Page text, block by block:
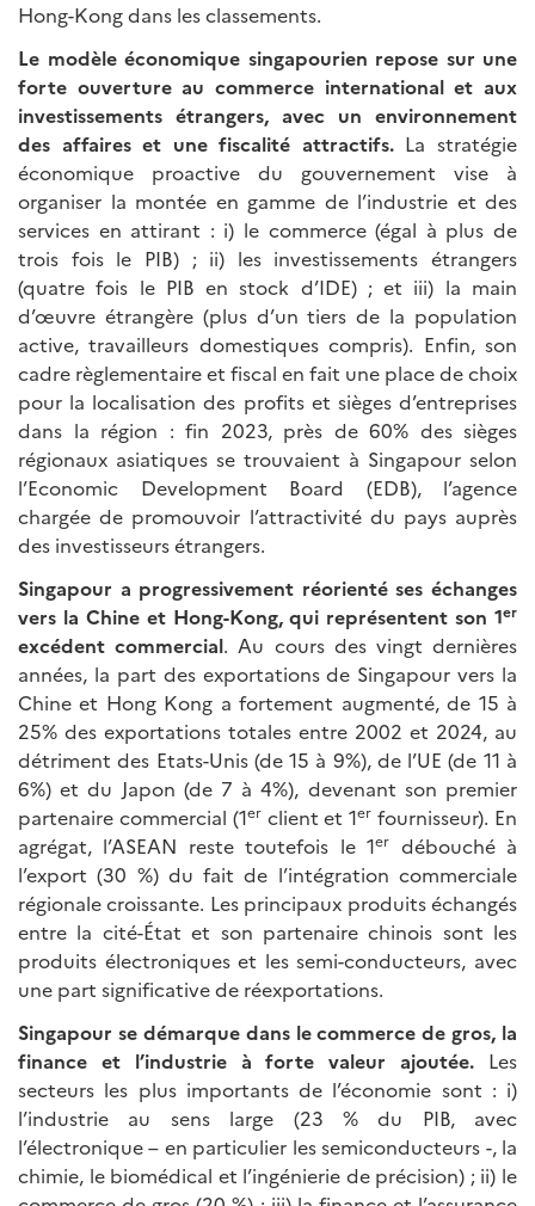
Hong-Kong dans les classements.
Le modèle économique singapourien repose sur une
forte ouverture au commerce international et aux
investissements étrangers, avec un environnement
des affaires et une fiscalité attractifs.La stratégie
économique proactive du gouvernement vise à
organiser la montée en gamme de l’industrie et des
services en attirant : i) le commerce (égal à plus de
trois fois le PIB) ; ii) les investissements étrangers
(quatre fois le PIB en stock d’IDE) ; et iii) la main
d’œuvre étrangère (plus d’un tiers de la population
active, travailleurs domestiques compris). Enfin, son
cadre règlementaire et fiscal en fait une place de choix
pour la localisation des profits et sièges d’entreprises
dans la région : fin 2023, près de 60% des sièges
régionaux asiatiques se trouvaient à Singapour selon
l’Economic Development Board (EDB), l’agence
chargée de promouvoir l’attractivité du pays auprès
des investisseurs étrangers.
Singapour a progressivement réorienté ses échanges
vers la Chine et Hong-Kong, qui représentent son 1er
excédent commercial. Au cours des vingt dernières
années, la part des exportations de Singapour vers la
Chine et Hong Kong a fortement augmenté, de 15 à
25% des exportations totales entre 2002 et 2024, au
détriment des Etats-Unis (de 15 à 9%), de l’UE (de 11 à
6%) et du Japon (de 7 à 4%), devenant son premier
partenaire commercial (1erclient et 1er fournisseur). En
agrégat, l’ASEAN reste toutefois le 1er débouché à
l’export (30 %) du fait de l’intégration commerciale
régionale croissante. Les principaux produits échangés
entre la cité-État et son partenaire chinois sont les
produits électroniques et les semi-conducteurs, avec
une part significative de réexportations.
Singapour se démarque dans le commerce de gros, la
finance et l’industrie à forte valeur ajoutée. Les
secteurs les plus importants de l’économie sont : i)
l’industrie au sens large (23 % du PIB, avec
l’électronique – en particulier les semiconducteurs -, la
chimie, le biomédical et l’ingénierie de précision) ; ii) le